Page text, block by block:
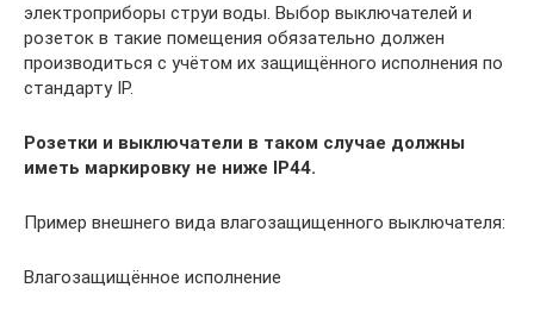
электроприборы струи воды. Выбор выключателей и
розеток в такие помещения обязательно должен
производиться с учётом их защищённого исполнения по
стандарту IP.
Розетки и выключатели в таком случае должны
иметь маркировку не ниже IP44.
Пример внешнего вида влагозащищенного выключателя:
Влагозащищённое исполнение